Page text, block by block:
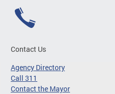
Contact Us
Agency Directory
Call 311
Contact the Mayor